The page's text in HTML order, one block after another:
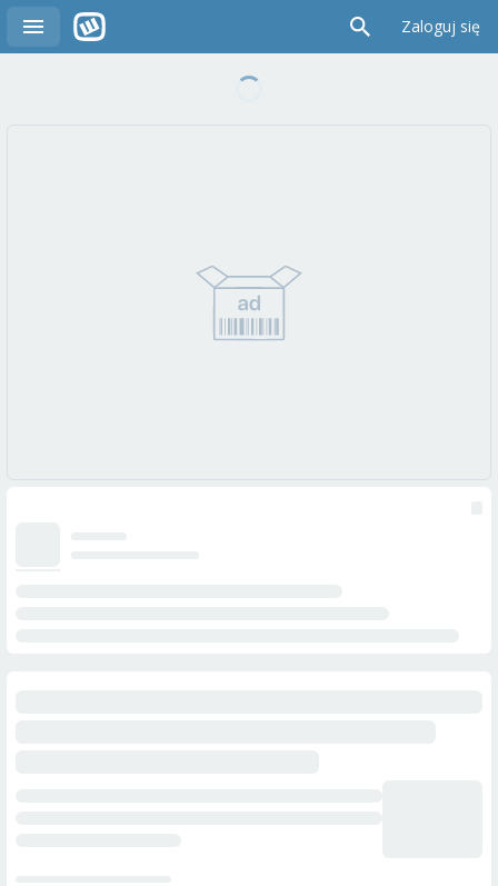
Zaloguj się